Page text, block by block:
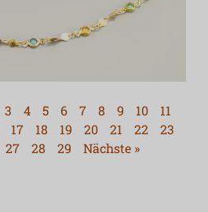
3 4 5 6 7 8 9 10
11
17 18 19 20 21 22
23
27 28 29 Nächste »